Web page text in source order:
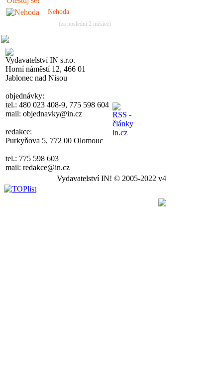
Nehoda
(za poslední 2 měsíce)
Vydavatelství IN s.r.o.
Horní náměstí 12, 466 01
Jablonec nad Nisou
objednávky:
tel.: 480 023 408-9, 775 598 604
mail: objednavky@in.cz
redakce:
Purkyňova 5, 772 00 Olomouc
tel.: 775 598 603
mail: redakce@in.cz
Vydavatelství IN! © 2005-2022 v4